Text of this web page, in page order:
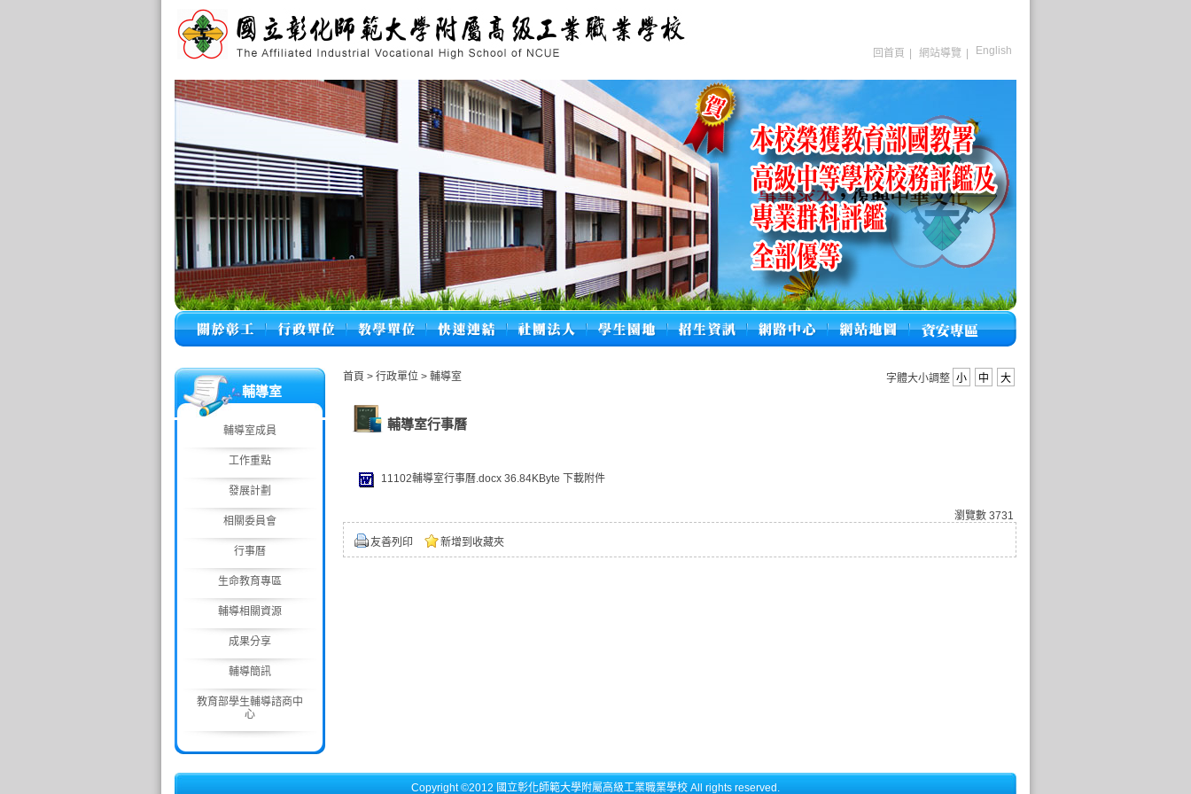
回首頁 網站導覽 English
輔導室
輔導室成員
工作重點
發展計劃
相關委員會
行事曆
生命教育專區
輔導相關資源
成果分享
輔導簡訊
教育部學生輔導諮商中
心
首頁 > 行政單位 > 輔導室 字體大小調整 小 中 大
輔導室行事曆
11102輔導室行事曆.docx 36.84KByte 下載附件
瀏覽數 3731
友善列印 新增到收藏夾
Copyright ©2012 國立彰化師範大學附屬高級工業職業學校 All rights reserved.